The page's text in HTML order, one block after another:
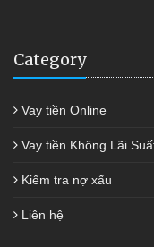
Category
Vay tiền Online
Vay tiền Không Lãi
Kiểm tra nợ xấu
Liên hệ